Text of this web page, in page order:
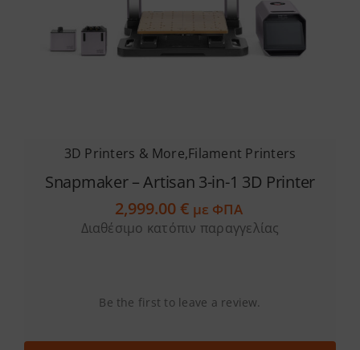
Academy
Blog
Επικοινωνία
3D Printers & More,Filament Printers
Snapmaker – Artisan 3-in-1 3D Printer
2,999.00€ με ΦΠΑ
Διαθέσιμο κατόπιν παραγγελίας
Be the first to leave a review.